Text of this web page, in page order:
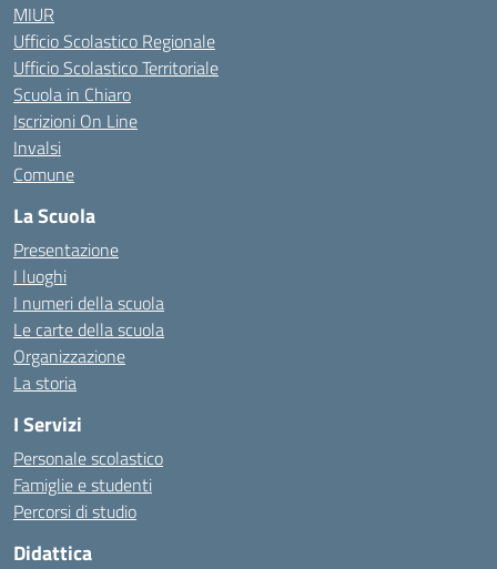
MIUR
Ufficio Scolastico Regionale
Ufficio Scolastico Territoriale
Scuola in Chiaro
Iscrizioni On Line
Invalsi
Comune
La Scuola
Presentazione
I luoghi
I numeri della scuola
Le carte della scuola
Organizzazione
La storia
I Servizi
Personale scolastico
Famiglie e studenti
Percorsi di studio
Didattica